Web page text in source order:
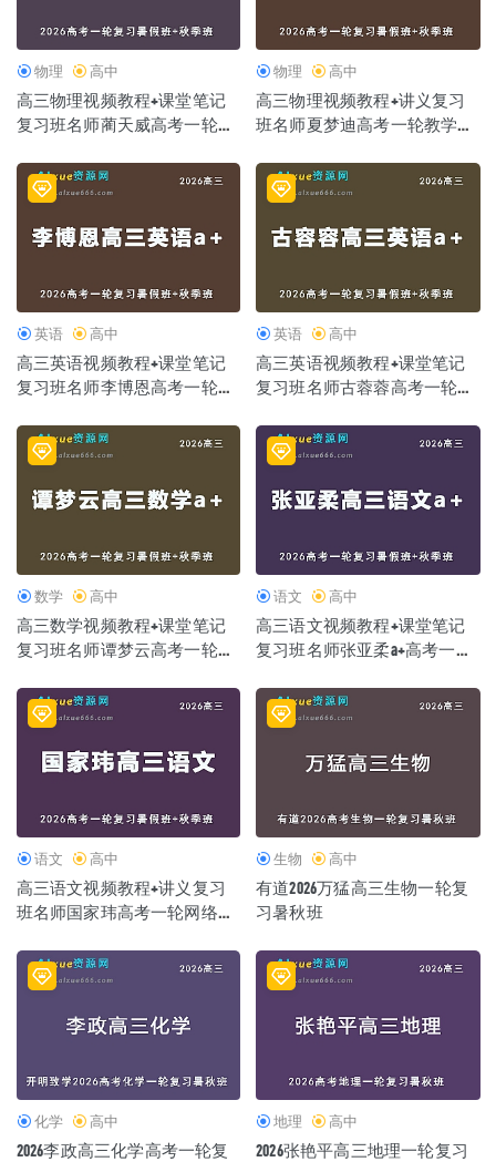
物理 高中
高三物理视频教程+课堂笔记
复习班名师蔺天威高考一轮教
物理 高中
高三物理视频教程+讲义复习
班名师夏梦迪高考一轮教学课
英语 高中
高三英语视频教程+课堂笔记
复习班名师李博恩高考一轮教
英语 高中
高三英语视频教程+课堂笔记
复习班名师古蓉蓉高考一轮教
数学 高中
高三数学视频教程+课堂笔记
复习班名师谭梦云高考一轮教
语文 高中
高三语文视频教程+课堂笔记
复习班名师张亚柔a+高考一轮
语文 高中
高三语文视频教程+讲义复习
班名师国家玮高考一轮网络课
生物 高中
有道2026万猛高三生物一轮复
习暑秋班
化学 高中
2026李政高三化学高考一轮复
地理 高中
2026张艳平高三地理一轮复习